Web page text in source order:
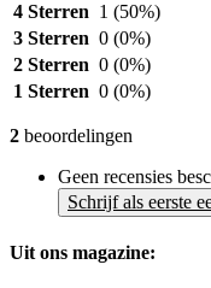
4 Sterren 1 (50%)
3 Sterren 0 (0%)
2 Sterren 0 (0%)
1 Sterren 0 (0%)
2 beoordelingen
Geen recensies
Schrijf als eerste
Uit ons magazine: